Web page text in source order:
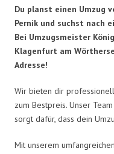
Du planst einen Umzug
Pernik und suchst nach
Bei Umzugsmeister
Klagenfurt am
Adresse!
Wir bieten dir
zum Bestpreis. Unser
sorgt dafür, dass dein
Mit unserem